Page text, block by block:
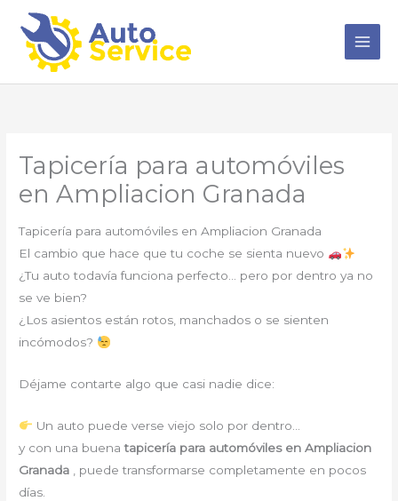
contenido
Tapicería para automóviles
en Ampliacion Granada
Tapicería para automóviles en Ampliacion Granada
El cambio que hace que tu coche se sienta nuevo
¿Tu auto todavía funciona perfecto… pero por dentro ya no
se ve bien?
¿Los asientos están rotos, manchados o se sienten
incómodos?
Déjame contarte algo que casi nadie dice:
Un auto puede verse viejo solo por dentro…
y con una buenatapicería para automóviles en Ampliacion
Granada
, puede transformarse completamente en pocos
días.